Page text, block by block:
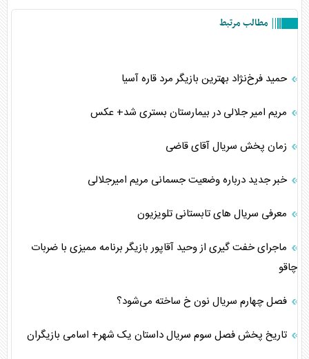
مطالب مرتبط
حمید فرخ‌نژاد بهترین بازیگر مرد قاره آسیا
مریم امیر جلالی در بیمارستان بستری شد+ عکس
زمان پخش سریال آقای قاضی
خبر جدید درباره وضعیت جسمانی مریم امیرجلالی
معرفی سریال های تابستانی تلویزیون
ماجرای خفت گیری از وحید آقاپور بازیگر برنامه ممیزی با ضربات
چاقو
فصل چهارم سریال نون خ ساخته می‌شود؟
تاریخ پخش فصل سوم سریال داستان یک شهر+ اسامی بازیگران